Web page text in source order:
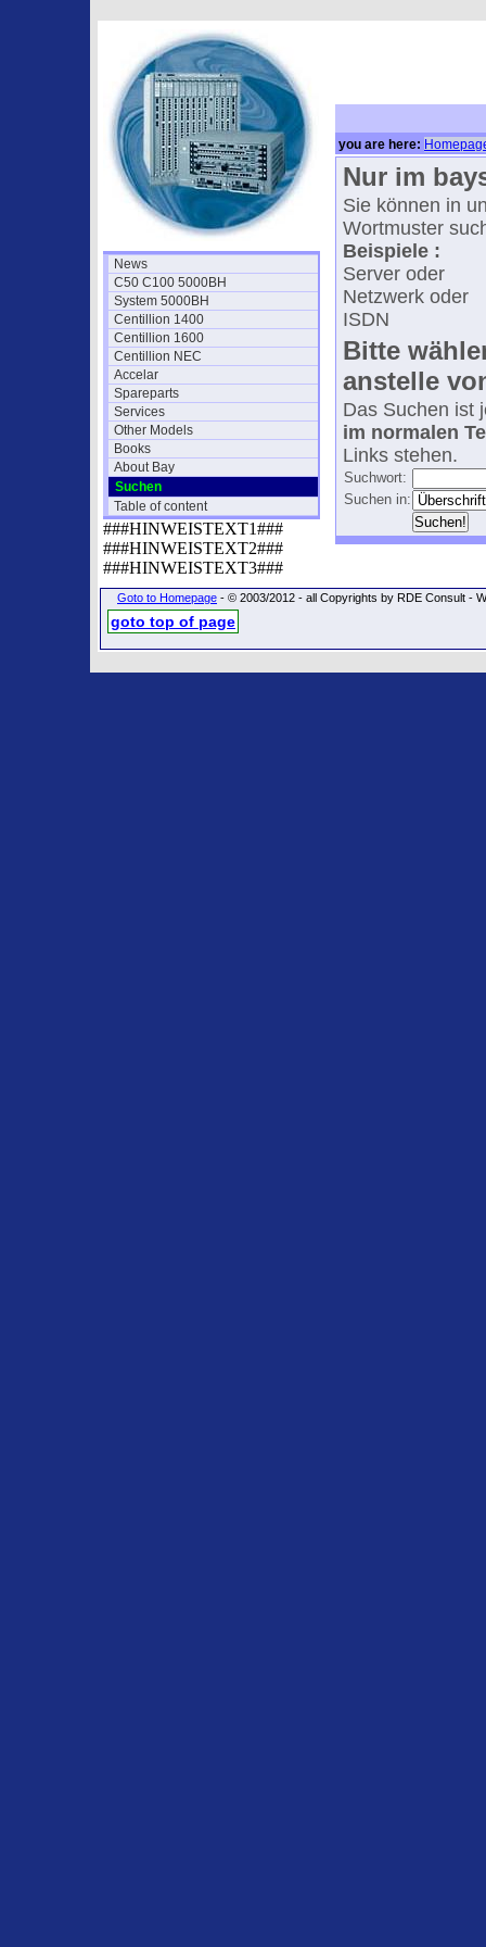
News
C50 C100 5000BH
System 5000BH
Centillion 1400
Centillion 1600
Centillion NEC
Accelar
Spareparts
Services
Other Models
Books
About Bay
Suchen
Table of content
###HINWEISTEXT1###
###HINWEISTEXT2###
###HINWEISTEXT3###
you are here:
Nur im
Sie können in
Wortmuster
Beispiele :
Server oder
Netzwerk oder
ISDN
Bitte
anstelle
Das Suchen ist
im normalen
Links stehen.
Suchwort:
Suchen in:
Goto to Homepage - © 2003/2012 - all Copyrights by RDE Consult -
goto top of page